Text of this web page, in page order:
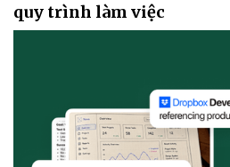
quy trình làm việc